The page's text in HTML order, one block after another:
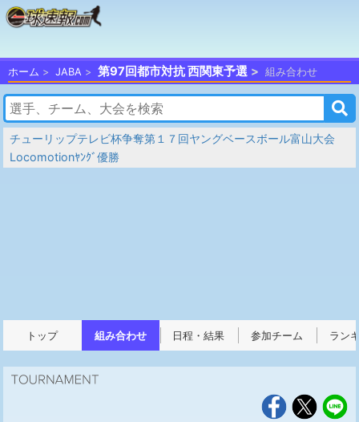
ホーム JABA 第97回都市対抗 西関東予選 組み合わせ
チューリップテレビ杯争奪第１７回ヤングベースボール富山大会
Locomotionﾔﾝｸﾞ優勝
トップ 組み合わせ 日程・結果 参加チーム ラン